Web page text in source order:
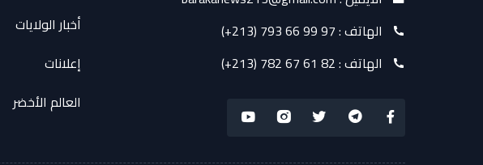
الهاتف :(+213) 793 66 99 97
الهاتف :(+213) 782 67 61 82
أخبار الولايات
إعلانات
العالم الأخضر